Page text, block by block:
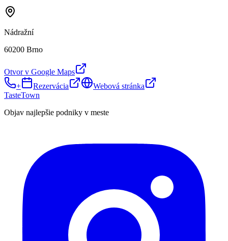
Nádražní
60200 Brno
Otvor v Google Maps
+
Rezervácia
Webová stránka
TasteTown
Objav najlepšie podniky v meste